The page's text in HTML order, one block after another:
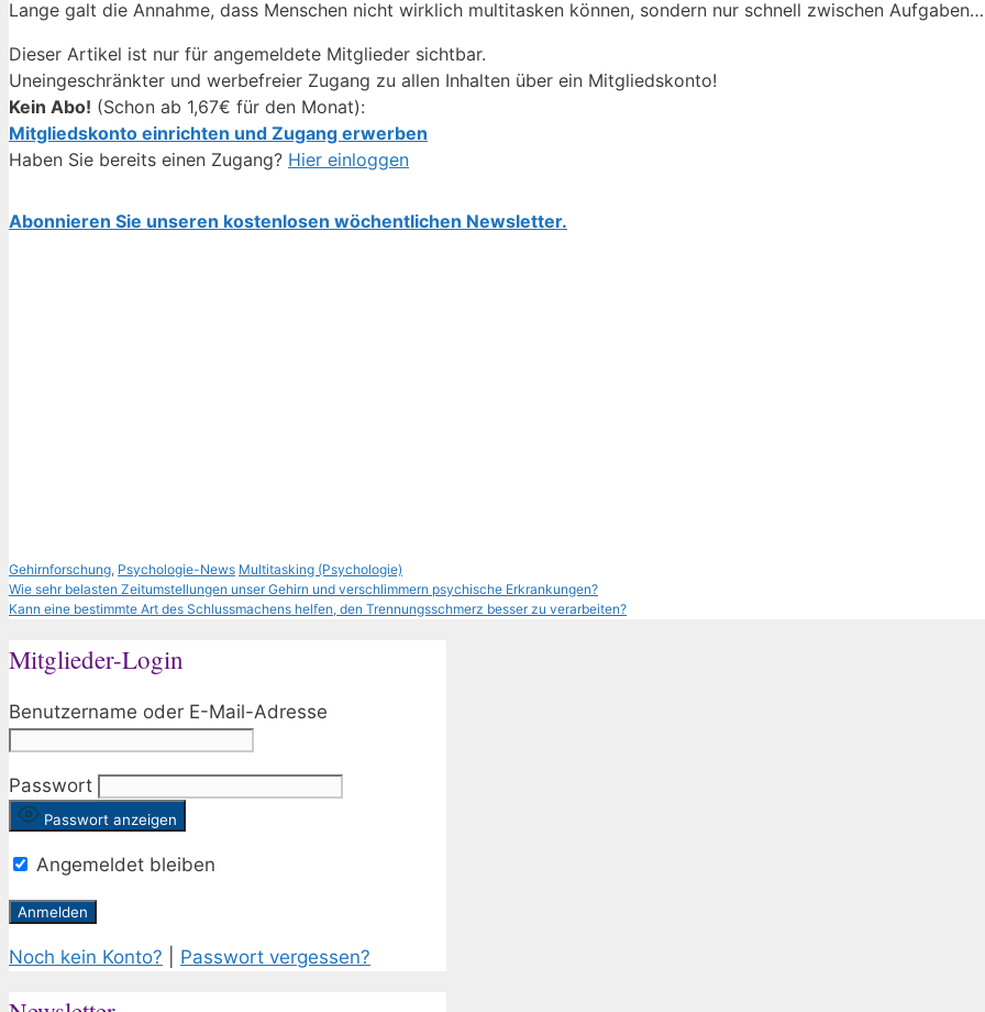
Lange galt die Annahme, dass Menschen nicht wirklich multitasken können, sondern nur schnell zwischen Aufgaben…
Dieser Artikel ist nur für angemeldete Mitglieder sichtbar.
Uneingeschränkter und werbefreier Zugang zu allen Inhalten über ein Mitgliedskonto!
Kein Abo! (Schon ab 1,67€ für den Monat):
Mitgliedskonto einrichten und Zugang erwerben
Haben Sie bereits einen Zugang? Hier einloggen
Abonnieren Sie unseren kostenlosen wöchentlichen Newsletter.
Kategorien
Gehirnforschung Psychologie-News Schlagwörter
Multitasking (Psychologie)
Wie sehr belasten Zeitumstellungen unser Gehirn und verschlimmern psychische Erkrankungen?
Kann eine bestimmte Art des Schlussmachens helfen, den Trennungsschmerz besser zu verarbeiten?
Mitglieder-Login
Benutzername oder E-Mail-Adresse
Passwort
Passwort anzeigen
Angemeldet bleiben
Noch kein Konto? Passwort vergessen?